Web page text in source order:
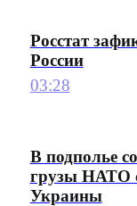
Росстат
России
03:28
В подполье
грузы НАТО
Украины